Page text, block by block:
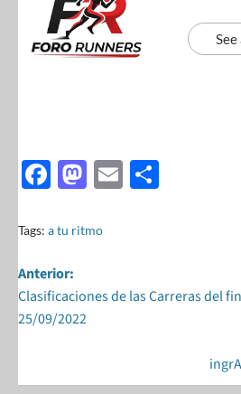
F
e
b
o
o
M
to
o
E
Tags: a tu ritmo
Anterior:
Clasificaciones de las Carreras del
25/09/2022